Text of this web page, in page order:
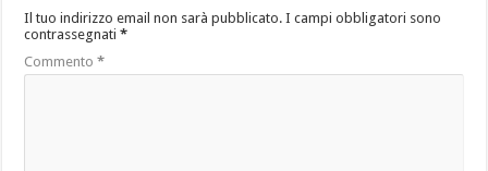
Il tuo indirizzo email non sarà pubblicato. I campi obbligatori sono
contrassegnati*
Commento*